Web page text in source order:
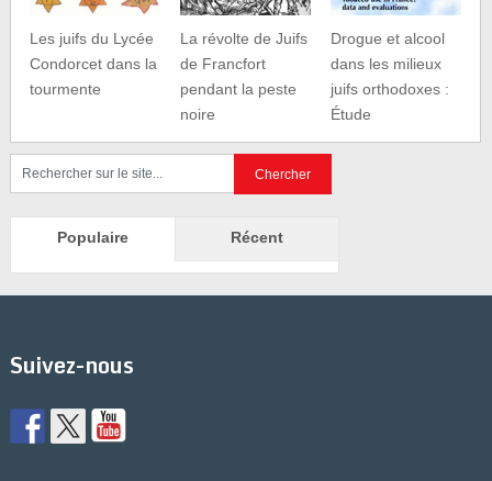
Les juifs du Lycée
Condorcet dans la
tourmente
La révolte de Juifs
de Francfort
pendant la peste
noire
Drogue et alcool
dans les milieux
juifs orthodoxes :
Étude
Populaire Récent
Suivez-nous